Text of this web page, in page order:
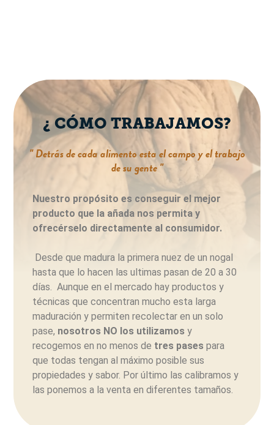
¿ CÓMO TRABAJAMOS?
" Detrás de cada alimento esta el campo y el trabajo
de su gente "
Nuestro propósito es conseguir el mejor
producto que la añada nos permita y
ofrecérselo directamente al consumidor.
Desde que madura la primera nuez de un nogal
hasta que lo hacen las ultimas pasan de 20 a 30
días. Aunque en el mercado hay productos y
técnicas que concentran mucho esta larga
maduración y permiten recolectar en un solo
pase, nosotros NO los utilizamos y
recogemos en no menos de tres pases para
que todas tengan al máximo posible sus
propiedades y sabor. Por último las calibramos y
las ponemos a la venta en diferentes tamaños.